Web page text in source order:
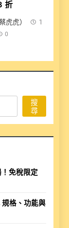
折
虎虎）
1
0
搜
尋
免稅限定
格、功能與